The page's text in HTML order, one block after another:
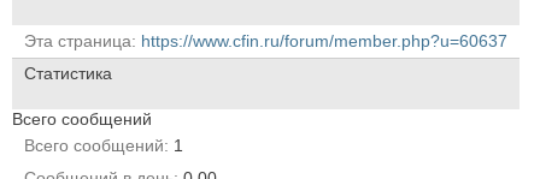
Эта страница
https://www.cfin.ru/forum/member.php?u=60637
Статистика
Всего сообщений
Всего сообщений
1